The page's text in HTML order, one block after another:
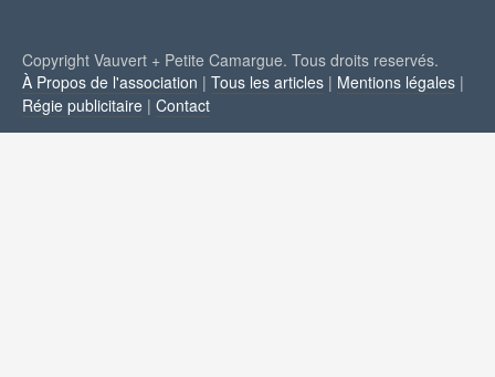
Copyright Vauvert + Petite Camargue. Tous droits reservés.
À Propos de l'association | Tous les articles | Mentions légales |
Régie publicitaire | Contact